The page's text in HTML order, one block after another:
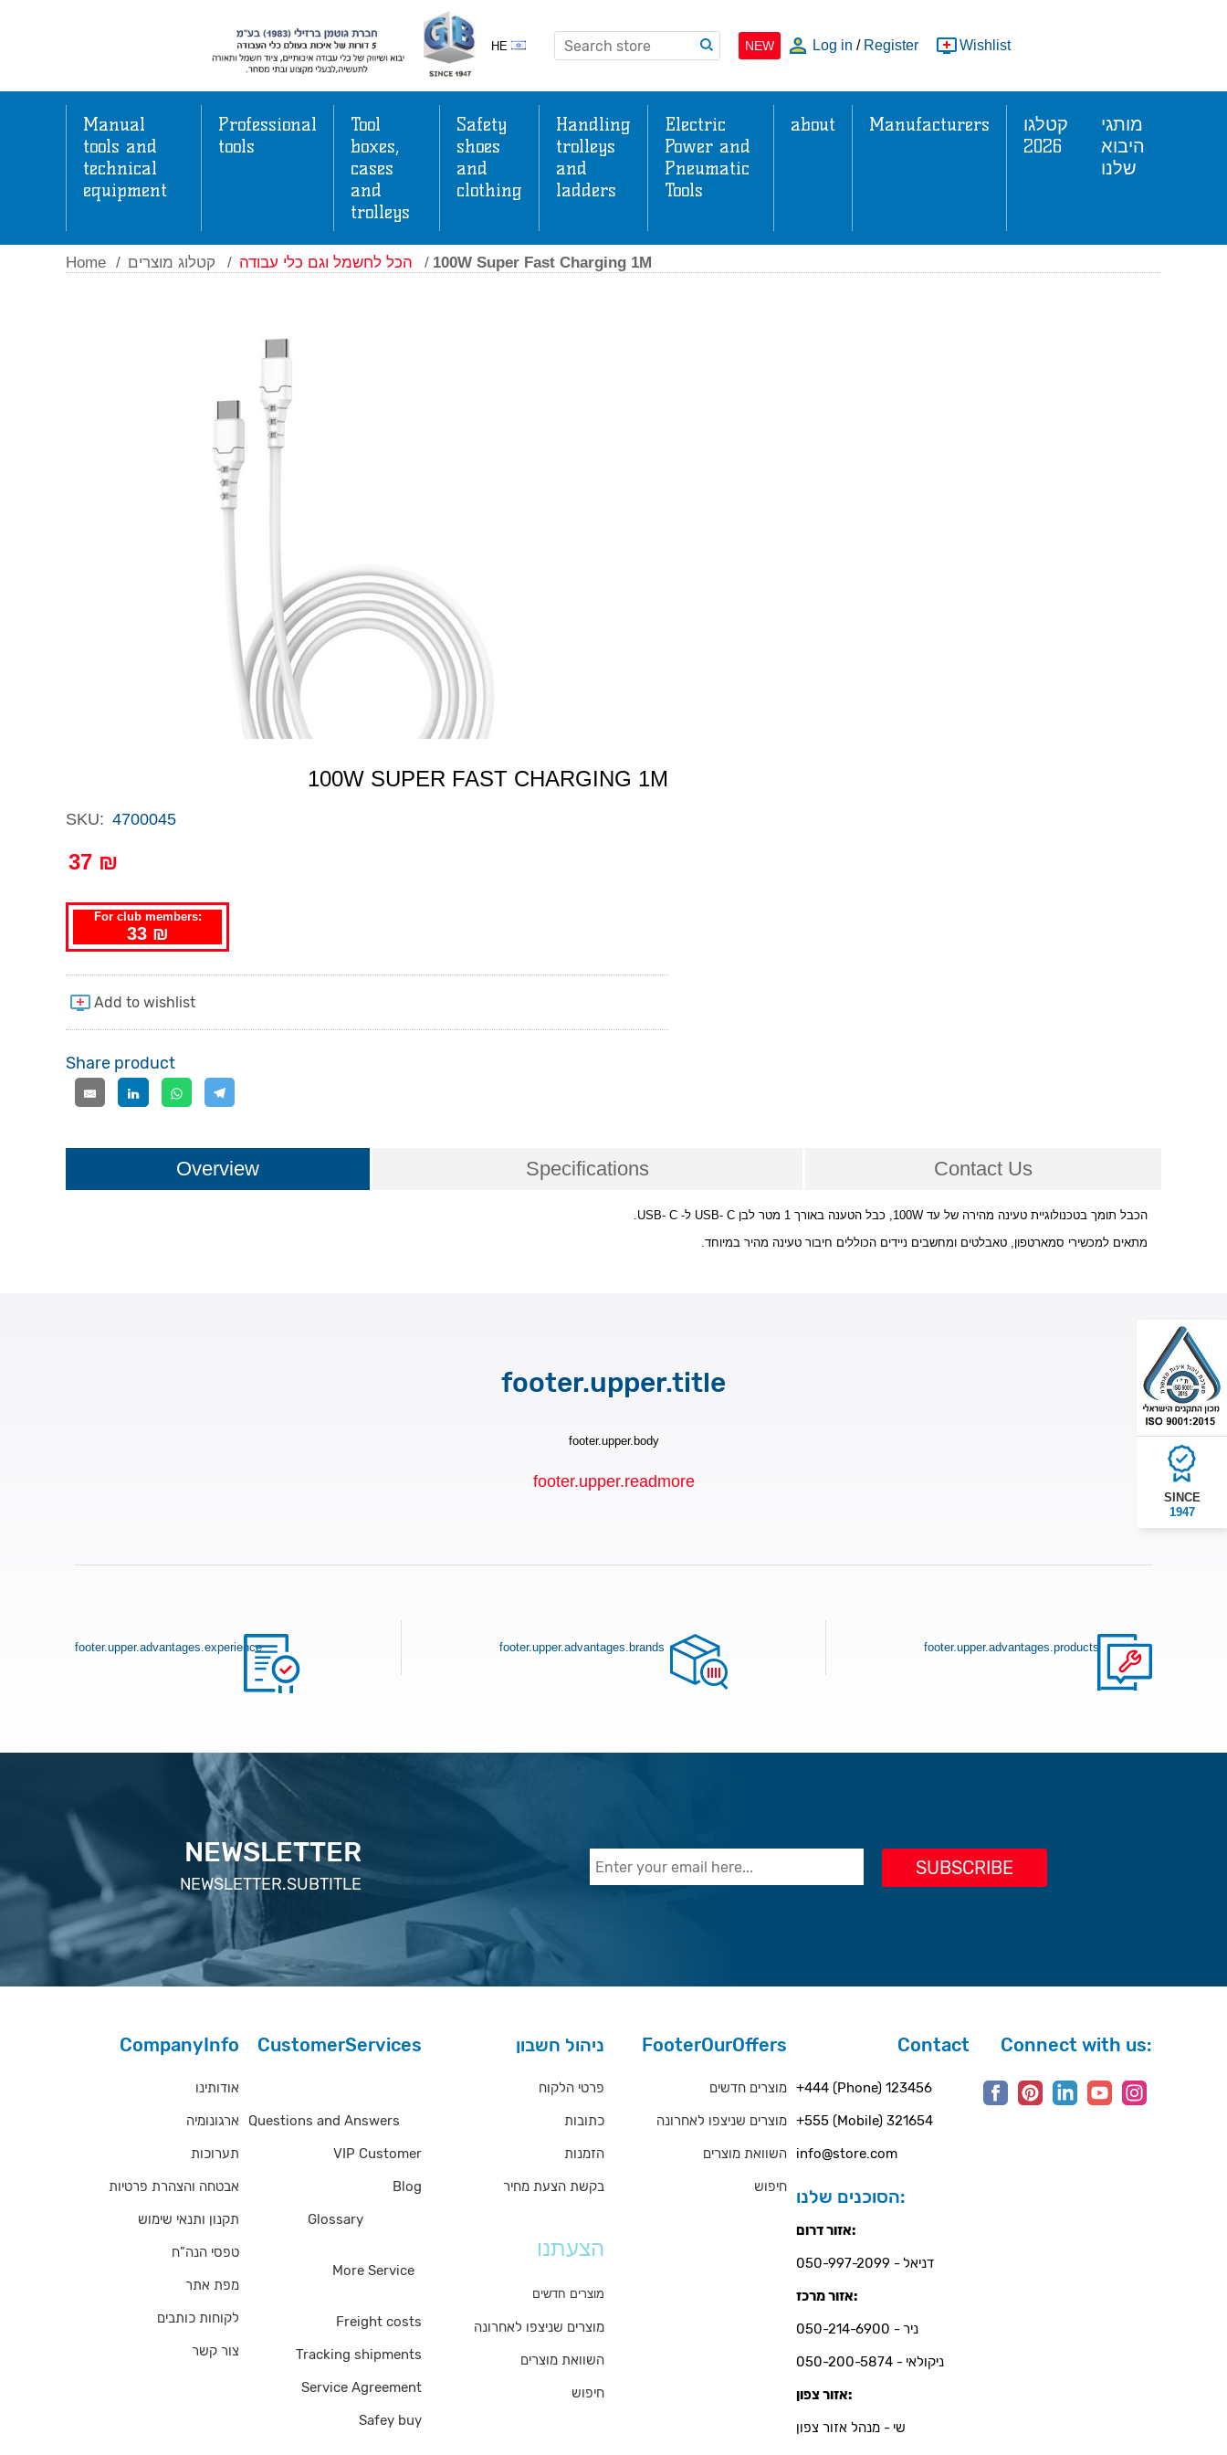
HE NEW Log in / Register Wishlist
Manual
tools and
technical
equipment
Professional
tools
Tool
boxes,
cases
and
trolleys
Safety
shoes
and
clothing
Handling
trolleys
and
ladders
Electric
Power and
Pneumatic
Tools
about Manufacturers
קטלגו
2026
מותגי
היבוא
שלנו
Home / קטלוג מוצרים / הכל לחשמל וגם כלי עבודה / 100W Super Fast Charging 1M
100W SUPER FAST CHARGING 1M
SKU: 4700045
37 ₪
For club members:
33 ₪
Share product
Overview Specifications Contact Us
הכבל תומך בטכנולוגיית טעינה מהירה של עד 100W, כבל הטענה באורך 1 מטר לבן USB- C ל- USB- C.
מתאים למכשירי סמארטפון, טאבלטים ומחשבים ניידים הכוללים חיבור טעינה מהיר במיוחד.
SINCE
1947
footer.upper.title
footer.upper.body
footer.upper.readmore
footer.upper.advantages.experience footer.upper.advantages.brands footer.upper.advantages.products
NEWSLETTER
NEWSLETTER.SUBTITLE
CompanyInfo
אודותינו
ארגונומיה
תערוכות
אבטחה והצהרת פרטיות
תקנון ותנאי שימוש
טפסי הנה"ח
מפת אתר
לקוחות כותבים
צור קשר
CustomerServices
Questions and Answers
VIP Customer
Blog
Glossary
More Service
Freight costs
Tracking shipments
Service Agreement
Safey buy
ניהול חשבון
פרטי הלקוח
כתובות
הזמנות
בקשת הצעת מחיר
הצעתנו
מוצרים חדשים
מוצרים שניצפו לאחרונה
השוואת מוצרים
חיפוש
FooterOurOffers
מוצרים חדשים
מוצרים שניצפו לאחרונה
השוואת מוצרים
חיפוש
Contact
+444 (Phone) 123456
+555 (Mobile) 321654
info@store.com
הסוכנים שלנו:
אזור דרום:
דניאל - 050-997-2099
אזור מרכז:
ניר - 050-214-6900
ניקולאי - 050-200-5874
אזור צפון:
שי - מנהל אזור צפון
Connect with us: